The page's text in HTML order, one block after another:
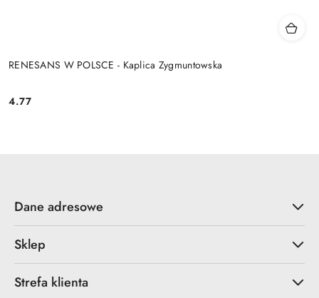
RENESANS W POLSCE - Kaplica Zygmuntowska
Cena:
4.77
Dane adresowe
Sklep
Strefa klienta